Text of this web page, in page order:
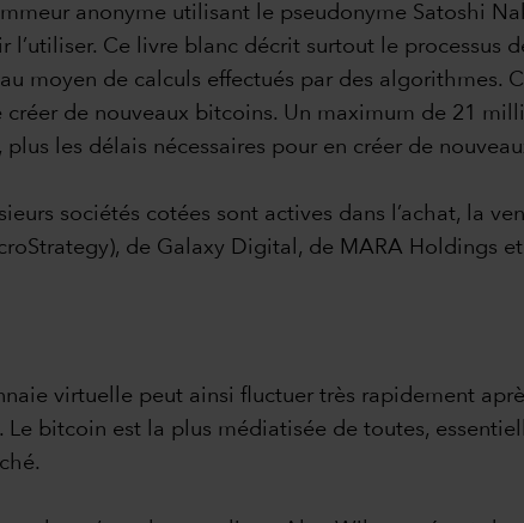
anonyme utilisant le pseudonyme Satoshi
Ce livre blanc décrit surtout le processus
moyen de calculs effectués par des algorithmes.
de nouveaux bitcoins. Un maximum de 21
les délais nécessaires pour en créer de
sociétés cotées sont actives dans l’achat, la
de Galaxy Digital, de MARA Holdings
virtuelle peut ainsi fluctuer très rapidement
bitcoin est la plus médiatisée de toutes,